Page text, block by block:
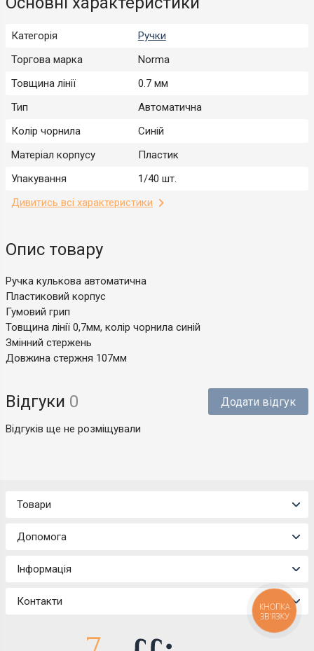
Категорія
Ручки
Торгова марка
Norma
Товщина лінії
0.7 мм
Тип
Автоматична
Колір чорнила
Синій
Матеріал корпусу
Пластик
Упакування
1/40 шт.
Дивитись всі характеристики
Опис товару
Ручка кулькова автоматична
Пластиковий корпус
Гумовий грип
Товщина лінії 0,7мм, колір чорнила синій
Змінний стержень
Довжина стержня 107мм
Відгуки 0 Додати відгук
Відгуків ще не розміщували
Товари
Допомога
Інформація
Контакти
КНОПКА
ЗВ'ЯЗКУ